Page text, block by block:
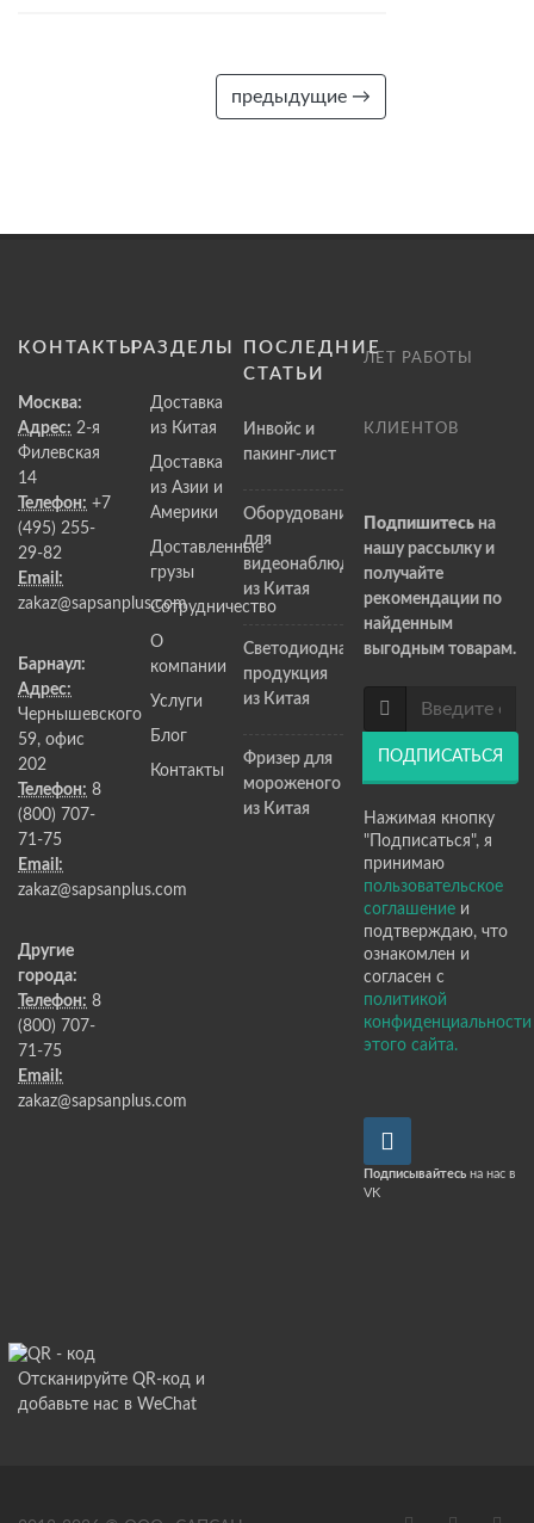
предыдущие →
КОНТАКТЫ
Москва:
Адрес: 2-я
Филевская
14
Телефон: +7
(495) 255-
29-82
Email:
zakaz@sapsanplus.com
Барнаул:
Адрес:
Чернышевского
59, офис
202
Телефон: 8
(800) 707-
71-75
Email:
zakaz@sapsanplus.com
Другие
города:
Телефон: 8
(800) 707-
71-75
Email:
zakaz@sapsanplus.com
РАЗДЕЛЫ
Доставка
из Китая
Доставка
из Азии и
Америки
Доставленные
грузы
Сотрудничество
О
компании
Услуги
Блог
Контакты
ПОСЛЕДНИЕ
СТАТЬИ
Инвойс и
пакинг-лист
Оборудование
для
видеонаблюдения
из Китая
Светодиодная
продукция
из Китая
Фризер для
мороженого
из Китая
ЛЕТ РАБОТЫ
КЛИЕНТОВ
Подпишитесьна
нашу рассылку и
получайте
рекомендации по
найденным
выгодным товарам.
ПОДПИСАТЬСЯ
Нажимая кнопку
"Подписаться", я
принимаю
пользовательское
соглашениеи
подтверждаю, что
ознакомлен и
согласен с
политикой
конфиденциальности
этого сайта.
Подписывайтесьна нас в
VK
Отсканируйте QR-код и
добавьте нас в WeChat